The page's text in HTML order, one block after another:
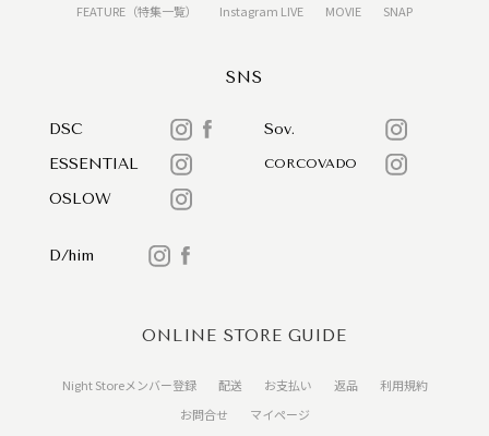
FEATURE（特集一覧）
Instagram LIVE MOVIE SNAP
SNS
DSC
Sov.
ESSENTIAL
CORCOVADO
OSLOW
D/him
ONLINE STORE GUIDE
Night Storeメンバー登録 配送 お支払い 返品
利用規約
お問合せ
マイページ